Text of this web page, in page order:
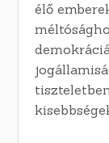
élő